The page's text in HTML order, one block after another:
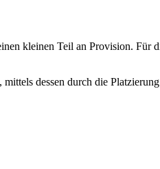
kleinen Teil an Provision. Für
dessen durch die